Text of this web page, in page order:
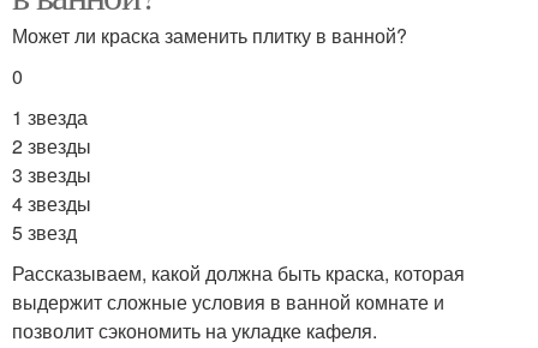
Может ли краска заменить плитку в ванной?
0
1 звезда
2 звезды
3 звезды
4 звезды
5 звезд
Рассказываем, какой должна быть краска, которая
выдержит сложные условия в ванной комнате и
позволит сэкономить на укладке кафеля.